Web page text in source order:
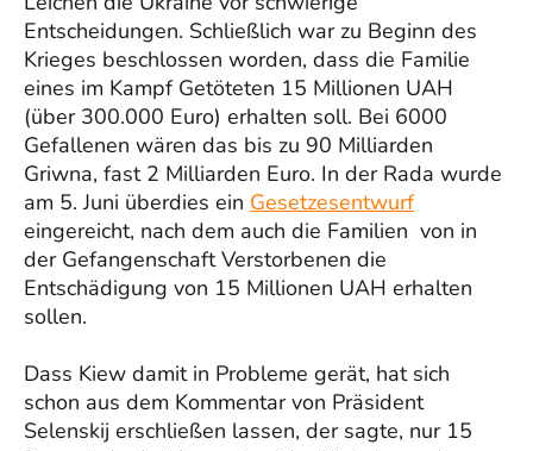
Entscheidungen. Schließlich war zu Beginn des
Krieges beschlossen worden, dass die Familie
eines im Kampf Getöteten 15 Millionen UAH
(über 300.000 Euro) erhalten soll. Bei 6000
Gefallenen wären das bis zu 90 Milliarden
Griwna, fast 2 Milliarden Euro. In der Rada wurde
am 5. Juni überdies ein Gesetzesentwurf
eingereicht, nach dem auch die Familien von in
der Gefangenschaft Verstorbenen die
Entschädigung von 15 Millionen UAH erhalten
sollen.
Dass Kiew damit in Probleme gerät, hat sich
schon aus dem Kommentar von Präsident
Selenskij erschließen lassen, der sagte, nur 15